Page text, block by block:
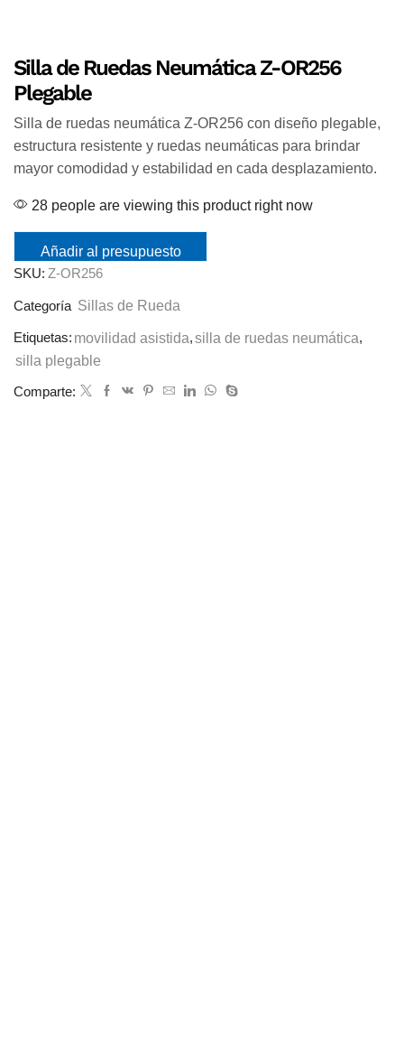
Silla de Ruedas Neumática Z-OR256
Plegable
Silla de ruedas neumática Z-OR256 con diseño plegable,
estructura resistente y ruedas neumáticas para brindar
mayor comodidad y estabilidad en cada desplazamiento.
28 people are viewing this product right now
Añadir al presupuesto
SKU: Z-OR256
Categoría Sillas de Rueda
Etiquetas: movilidad asistida,silla de ruedas neumática,
silla plegable
Comparte: